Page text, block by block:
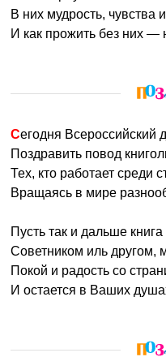
В них мудрость, чувства
И как прожить без них —
Сегодня Всероссийский
Поздравить повод
Тех, кто работает среди
Вращаясь в мире
Пусть так и дальше
Советником иль другом,
Покой и радость со
И остается в Ваших